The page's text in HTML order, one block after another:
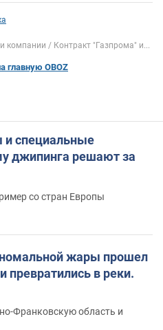
компании Контракт "Газпрома" и...
главную OBOZ
специальные
джипинга решают за
со стран Европы
жары прошел
превратились в реки.
Франковскую область и